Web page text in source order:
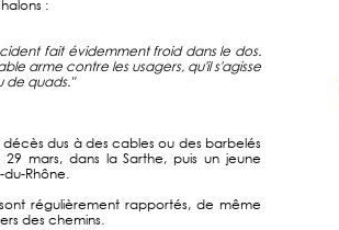
:
fait évidemment froid dans le dos.
arme contre les usagers, qu'il s'agisse
de quads."
dus à des cables ou des barbelés
mars, dans la Sarthe, puis un jeune
du-Rhône.
régulièrement rapportés, de même
des chemins.